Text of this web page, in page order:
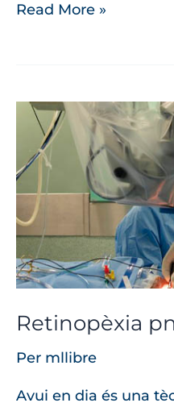
Read More »
Retinopèxia
Per mllibre
Avui en dia és una
Retinopèxia
pneumàtica